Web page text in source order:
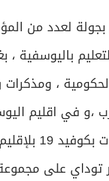
توداي بجولة لعدد
باليوسفية
، ومذكرات
،و في اقليم
الاضحى ارتفاعا
توداي على